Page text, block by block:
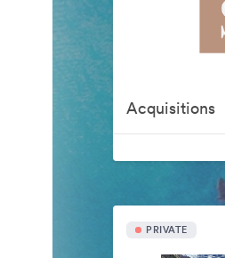
Acquisitions
PRIVATE